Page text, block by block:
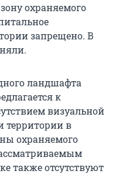
охраняемого
запрещено. В
ландшафта
к
визуальной
территории в
охраняемого
также отсутствуют